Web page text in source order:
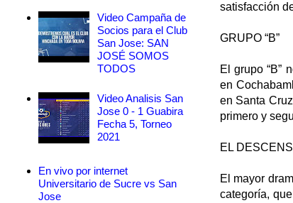
satisfacción
GRUPO “B”
El grupo “B”
en
en Santa
primero y
EL
El mayor
categoría,
Video Campaña de
Socios para el Club
San Jose: SAN
JOSÉ SOMOS
TODOS
Video Analisis San
Jose 0 - 1 Guabira
Fecha 5, Torneo
2021
En vivo por internet
Universitario de Sucre vs San
Jose